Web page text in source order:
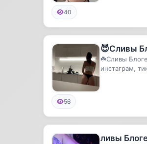
40
😈Сливы
☘️Сливы
инстаграм,
56
ливы